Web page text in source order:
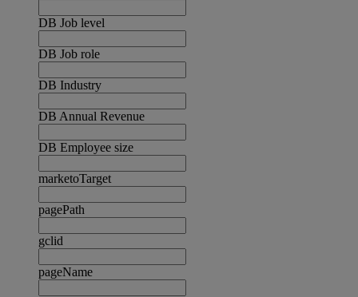
DB Job level
DB Job role
DB Industry
DB Annual Revenue
DB Employee size
marketoTarget
pagePath
gclid
pageName